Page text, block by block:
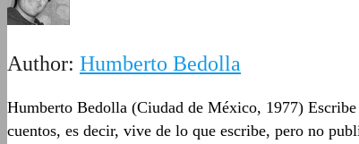
Author: Humberto Bedolla
Humberto Bedolla (Ciudad de México, 1977)
cuentos, es decir, vive de lo que escribe, pero no